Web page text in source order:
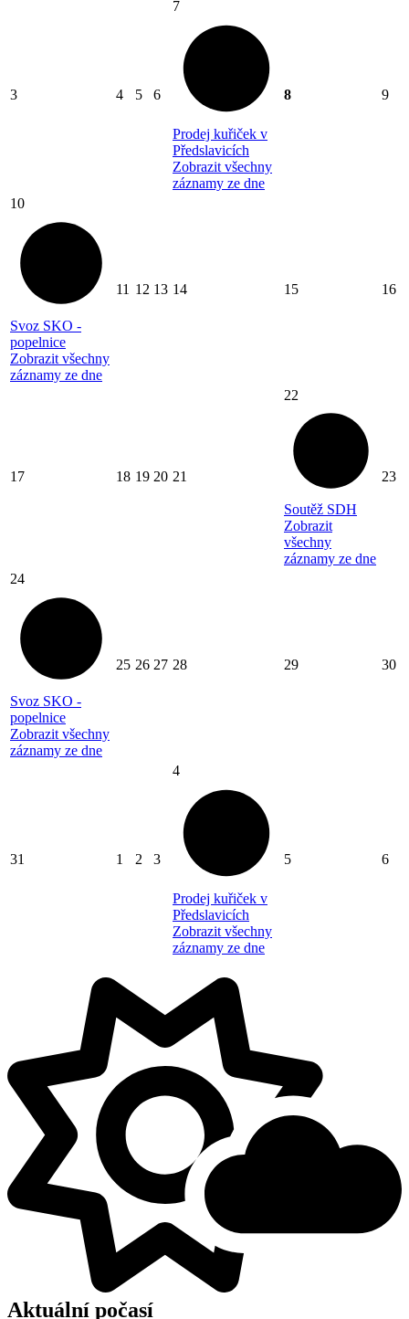
3 4 5 6
7
Prodej kuřiček v
Předslavicích
Zobrazit všechny
záznamy ze dne
8 9
10
Svoz SKO -
popelnice
Zobrazit všechny
záznamy ze dne
11 12 13 14 15 16
17 18 19 20 21
22
Soutěž SDH
Zobrazit
všechny
záznamy ze dne
23
24
Svoz SKO -
popelnice
Zobrazit všechny
záznamy ze dne
25 26 27 28 29 30
31 1 2 3
4
Prodej kuřiček v
Předslavicích
Zobrazit všechny
záznamy ze dne
5 6
Aktuální počasí